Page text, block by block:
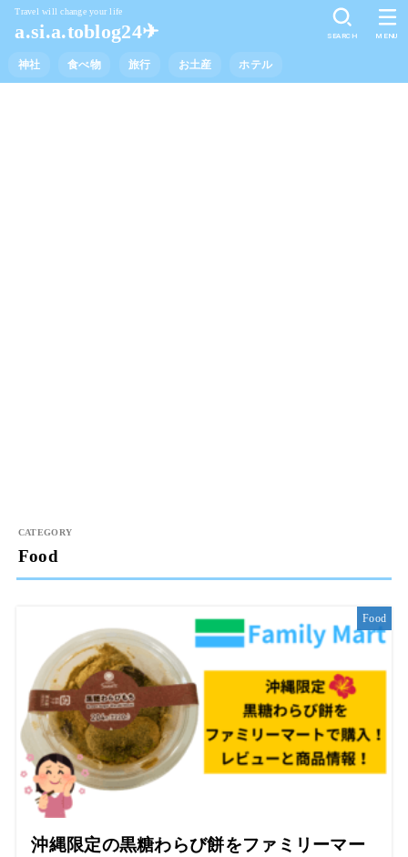
Travel will change your life
a.si.a.toblog24✈︎
神社 食べ物 旅行 お土産 ホテル
SEARCH MENU
Food
Food
沖縄限定の黒糖わらび餅をファミリーマー